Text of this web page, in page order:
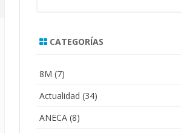
CATEGORÍAS
8M (7)
Actualidad (34)
ANECA(8)